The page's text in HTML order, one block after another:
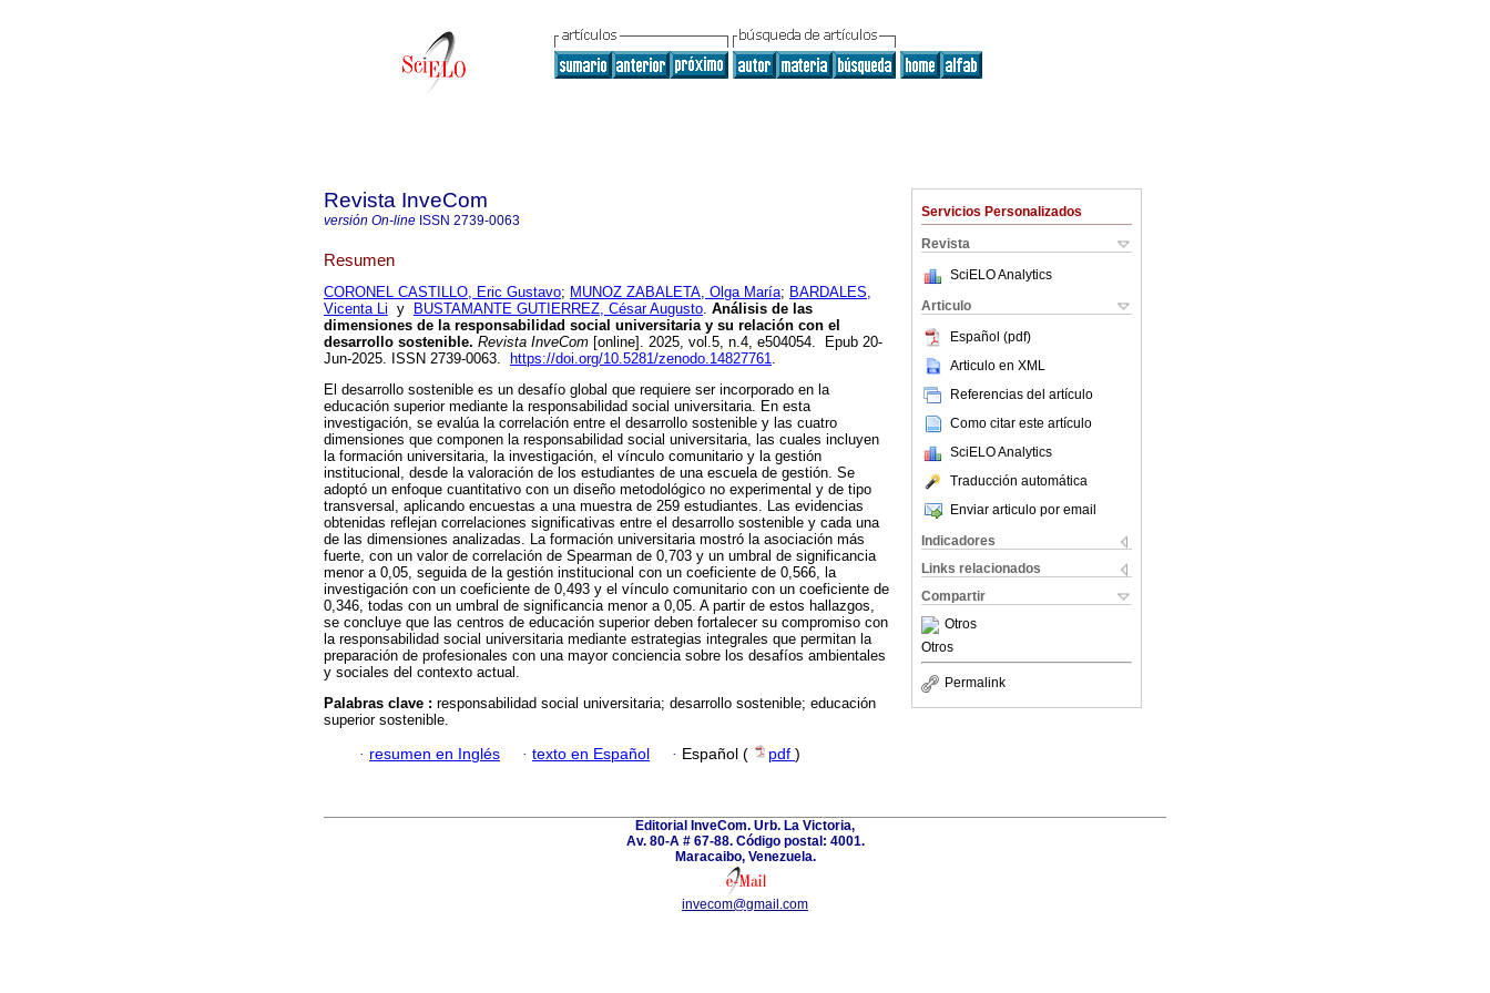
Servicios Personalizados
Revista
SciELO Analytics
Articulo
Español (pdf)
Articulo en XML
Referencias del artículo
Como citar este artículo
SciELO Analytics
Traducción automática
Enviar articulo por email
Indicadores
Links relacionados
Compartir
Otros
Otros
Permalink
Revista InveCom
versión On-line ISSN 2739-0063
Resumen
CORONEL CASTILLO, Eric Gustavo; MUNOZ ZABALETA, Olga María; BARDALES,
Vicenta Li y BUSTAMANTE GUTIERREZ, César Augusto. Análisis de las
dimensiones de la responsabilidad social universitaria y su relación con el
desarrollo sostenible. Revista InveCom [online]. 2025, vol.5, n.4, e504054. Epub 20-
Jun-2025. ISSN 2739-0063.
https://doi.org/10.5281/zenodo.14827761.
El desarrollo sostenible es un desafío global que requiere ser incorporado en la
educación superior mediante la responsabilidad social universitaria. En esta
investigación, se evalúa la correlación entre el desarrollo sostenible y las cuatro
dimensiones que componen la responsabilidad social universitaria, las cuales incluyen
la formación universitaria, la investigación, el vínculo comunitario y la gestión
institucional, desde la valoración de los estudiantes de una escuela de gestión. Se
adoptó un enfoque cuantitativo con un diseño metodológico no experimental y de tipo
transversal, aplicando encuestas a una muestra de 259 estudiantes. Las evidencias
obtenidas reflejan correlaciones significativas entre el desarrollo sostenible y cada una
de las dimensiones analizadas. La formación universitaria mostró la asociación más
fuerte, con un valor de correlación de Spearman de 0,703 y un umbral de significancia
menor a 0,05, seguida de la gestión institucional con un coeficiente de 0,566, la
investigación con un coeficiente de 0,493 y el vínculo comunitario con un coeficiente de
0,346, todas con un umbral de significancia menor a 0,05. A partir de estos hallazgos,
se concluye que las centros de educación superior deben fortalecer su compromiso con
la responsabilidad social universitaria mediante estrategias integrales que permitan la
preparación de profesionales con una mayor conciencia sobre los desafíos ambientales
y sociales del contexto actual.
Palabras clave : responsabilidad social universitaria; desarrollo sostenible; educación
superior sostenible.
· resumen en Inglés · texto en Español · Español ( pdf )
Editorial InveCom. Urb. La Victoria,
Av. 80-A # 67-88. Código postal: 4001.
Maracaibo, Venezuela.
invecom@gmail.com